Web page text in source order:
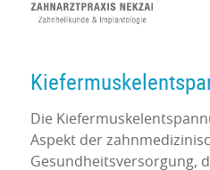
Die
Aspekt der
Gesundheitsversorgung,